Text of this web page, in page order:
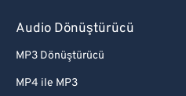
Audio Dönüştürücü
MP3 Dönüştürücü
MP4 ile MP3